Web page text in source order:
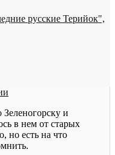
русские Терийок",
Зеленогорску и
в нем от старых
но есть на что